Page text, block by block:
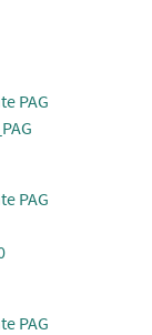
PAG
PAG
PAG